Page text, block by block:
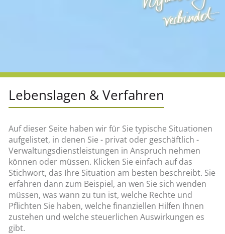
Lebenslagen & Verfahren
Auf dieser Seite haben wir für Sie typische Situationen
aufgelistet, in denen Sie - privat oder geschäftlich -
Verwaltungsdienstleistungen in Anspruch nehmen
können oder müssen. Klicken Sie einfach auf das
Stichwort, das Ihre Situation am besten beschreibt. Sie
erfahren dann zum Beispiel, an wen Sie sich wenden
müssen, was wann zu tun ist, welche Rechte und
Pflichten Sie haben, welche finanziellen Hilfen Ihnen
zustehen und welche steuerlichen Auswirkungen es
gibt.